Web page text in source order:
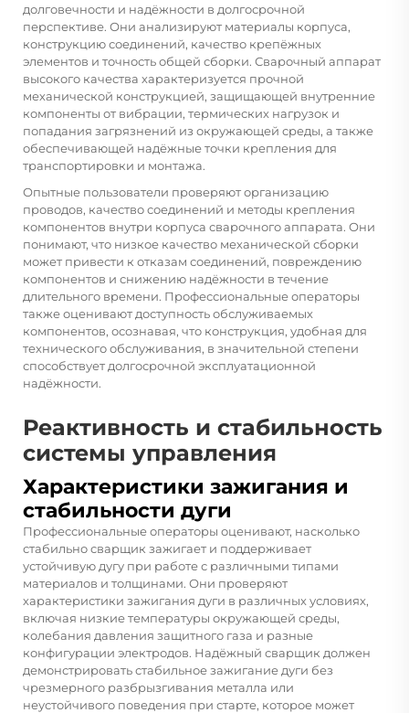
долговечности и надёжности в долгосрочной
перспективе. Они анализируют материалы корпуса,
конструкцию соединений, качество крепёжных
элементов и точность общей сборки. Сварочный аппарат
высокого качества характеризуется прочной
механической конструкцией, защищающей внутренние
компоненты от вибрации, термических нагрузок и
попадания загрязнений из окружающей среды, а также
обеспечивающей надёжные точки крепления для
транспортировки и монтажа.
Опытные пользователи проверяют организацию
проводов, качество соединений и методы крепления
компонентов внутри корпуса сварочного аппарата. Они
понимают, что низкое качество механической сборки
может привести к отказам соединений, повреждению
компонентов и снижению надёжности в течение
длительного времени. Профессиональные операторы
также оценивают доступность обслуживаемых
компонентов, осознавая, что конструкция, удобная для
технического обслуживания, в значительной степени
способствует долгосрочной эксплуатационной
надёжности.
Реактивность и стабильность
системы управления
Характеристики зажигания и
стабильности дуги
Профессиональные операторы оценивают, насколько
стабильно сварщик зажигает и поддерживает
устойчивую дугу при работе с различными типами
материалов и толщинами. Они проверяют
характеристики зажигания дуги в различных условиях,
включая низкие температуры окружающей среды,
колебания давления защитного газа и разные
конфигурации электродов. Надёжный сварщик должен
демонстрировать стабильное зажигание дуги без
чрезмерного разбрызгивания металла или
неустойчивого поведения при старте, которое может